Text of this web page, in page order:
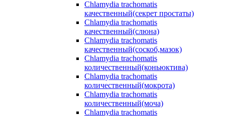
Chlamydia trachomatis
качественный(секрет простаты)
Chlamydia trachomatis
качественный(слюна)
Chlamydia trachomatis
качественный(соскоб,мазок)
Chlamydia trachomatis
количественный(коньюктива)
Chlamydia trachomatis
количественный(мокрота)
Chlamydia trachomatis
количественный(моча)
Chlamydia trachomatis